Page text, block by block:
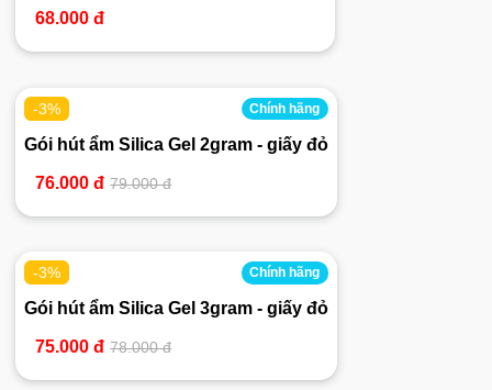
68.000 đ
Chính hãng
-3%
Gói hút ẩm Silica Gel 2gram - giấy đỏ
76.000 đ 79.000 đ
Chính hãng
-3%
Gói hút ẩm Silica Gel 3gram - giấy đỏ
75.000 đ 78.000 đ